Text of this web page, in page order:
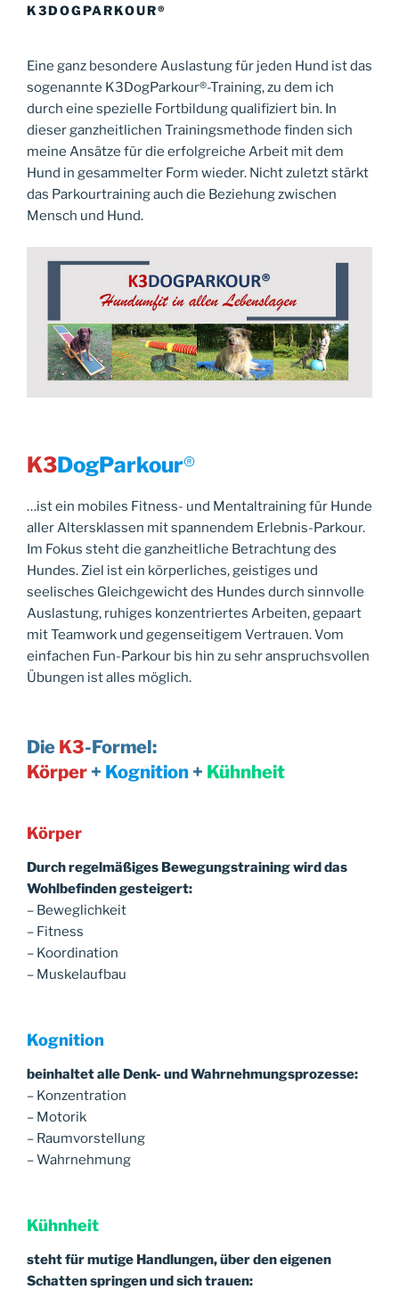
K3DOGPARKOUR®
Eine ganz besondere Auslastung für jeden Hund ist das
sogenannte K3DogParkour®-Training, zu dem ich
durch eine spezielle Fortbildung qualifiziert bin. In
dieser ganzheitlichen Trainingsmethode finden sich
meine Ansätze für die erfolgreiche Arbeit mit dem
Hund in gesammelter Form wieder. Nicht zuletzt stärkt
das Parkourtraining auch die Beziehung zwischen
Mensch und Hund.
K3DogParkour®
…ist ein mobiles Fitness- und Mentaltraining für Hunde
aller Altersklassen mit spannendem Erlebnis-Parkour.
Im Fokus steht die ganzheitliche Betrachtung des
Hundes. Ziel ist ein körperliches, geistiges und
seelisches Gleichgewicht des Hundes durch sinnvolle
Auslastung, ruhiges konzentriertes Arbeiten, gepaart
mit Teamwork und gegenseitigem Vertrauen. Vom
einfachen Fun-Parkour bis hin zu sehr anspruchsvollen
Übungen ist alles möglich.
Die K3-Formel:
Körper+ Kognition+ Kühnheit
Körper
Durch regelmäßiges Bewegungstraining wird das
Wohlbefinden gesteigert:
– Beweglichkeit
– Fitness
– Koordination
– Muskelaufbau
Kognition
beinhaltet alle Denk- und Wahrnehmungsprozesse:
– Konzentration
– Motorik
– Raumvorstellung
– Wahrnehmung
Kühnheit
steht für mutige Handlungen, über den eigenen
Schatten springen und sich trauen: